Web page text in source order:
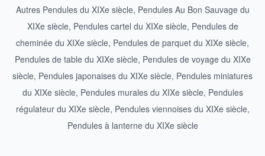
Autres Pendules du XIXe siècle, Pendules Au Bon Sauvage du
XIXe siècle, Pendules cartel du XIXe siècle, Pendules de
cheminée du XIXe siècle, Pendules de parquet du XIXe siècle,
Pendules de table du XIXe siècle, Pendules de voyage du XIXe
siècle, Pendules japonaises du XIXe siècle, Pendules miniatures
du XIXe siècle, Pendules murales du XIXe siècle, Pendules
régulateur du XIXe siècle, Pendules viennoises du XIXe siècle,
Pendules à lanterne du XIXe siècle